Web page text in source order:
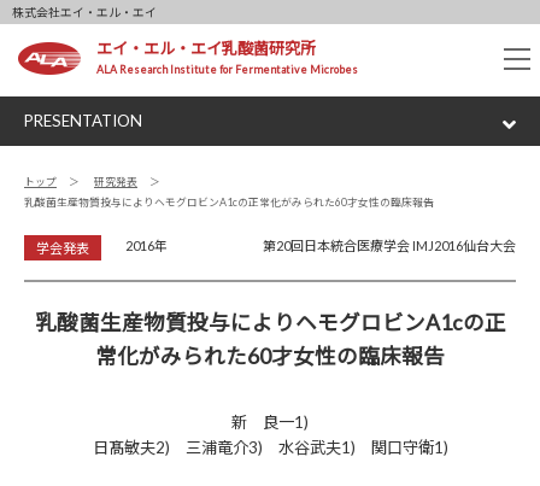
株式会社エイ・エル・エイ
エイ・エル・エイ乳酸菌研究所
ALA Research Institute for Fermentative Microbes
PRESENTATION
トップ
研究発表
乳酸菌生産物質投与によりヘモグロビンA1cの正常化がみられた60才女性の臨床報告
学会発表 2016年 第20回日本統合医療学会 IMJ2016仙台大会
乳酸菌生産物質投与によりヘモグロビンA1cの正
常化がみられた60才女性の臨床報告
新 良一1)
日髙敏夫2) 三浦竜介3) 水谷武夫1) 関口守衛1)